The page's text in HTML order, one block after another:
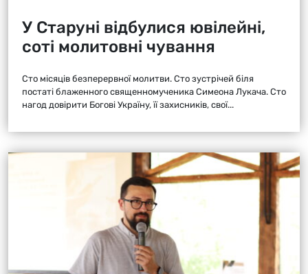
У Старуні відбулися ювілейні,
соті молитовні чування
Сто місяців безперервної молитви. Сто зустрічей біля
постаті блаженного священномученика Симеона Лукача. Сто
нагод довірити Богові Україну, її захисників, свої...